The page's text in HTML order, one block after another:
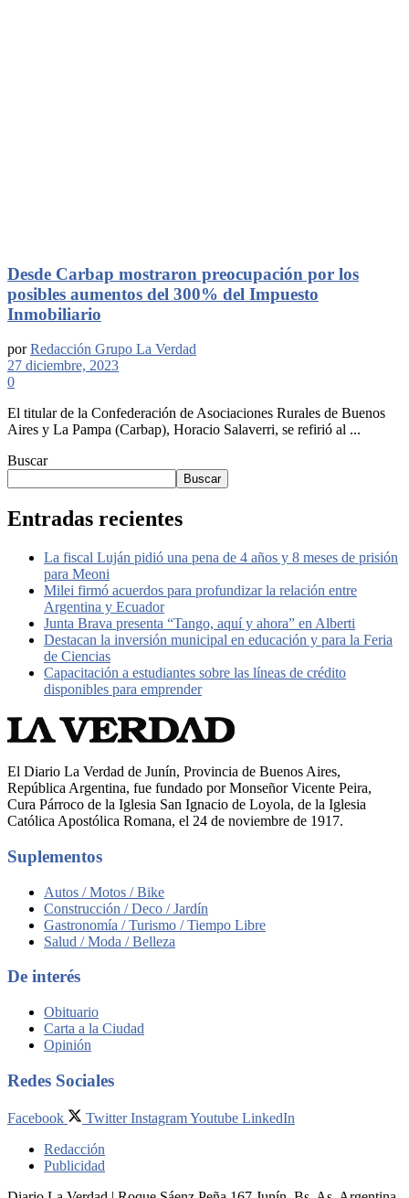
Desde Carbap mostraron preocupación por los
posibles aumentos del 300% del Impuesto
Inmobiliario
por Redacción Grupo La Verdad
27 diciembre, 2023
0
El titular de la Confederación de Asociaciones Rurales de Buenos
Aires y La Pampa (Carbap), Horacio Salaverri, se refirió al ...
Buscar
Buscar
Entradas recientes
La fiscal Luján pidió una pena de 4 años y 8 meses de prisión
para Meoni
Milei firmó acuerdos para profundizar la relación entre
Argentina y Ecuador
Junta Brava presenta “Tango, aquí y ahora” en Alberti
Destacan la inversión municipal en educación y para la Feria
de Ciencias
Capacitación a estudiantes sobre las líneas de crédito
disponibles para emprender
El Diario La Verdad de Junín, Provincia de Buenos Aires,
República Argentina, fue fundado por Monseñor Vicente Peira,
Cura Párroco de la Iglesia San Ignacio de Loyola, de la Iglesia
Católica Apostólica Romana, el 24 de noviembre de 1917.
Suplementos
Autos / Motos / Bike
Construcción / Deco / Jardín
Gastronomía / Turismo / Tiempo Libre
Salud / Moda / Belleza
De interés
Obituario
Carta a la Ciudad
Opinión
Redes Sociales
Facebook Twitter InstagramYoutube LinkedIn
Redacción
Publicidad